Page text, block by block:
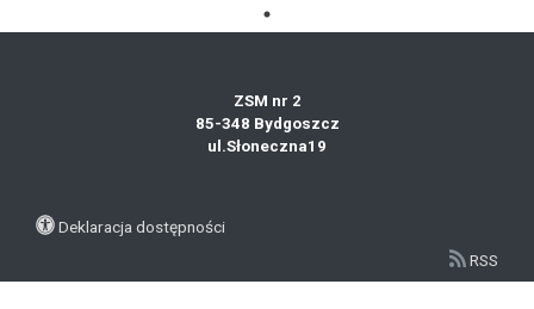
ZSM nr 2
85-348 Bydgoszcz
ul.Słoneczna19
Deklaracja dostępności
RSS